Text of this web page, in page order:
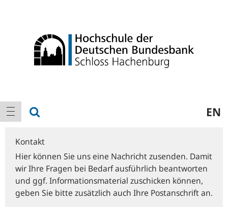
Hauptnavigation
Navigation anzeigen EN
Kontakt
Hier können Sie uns eine Nachricht zusenden. Damit
wir Ihre Fragen bei Bedarf ausführlich beantworten
und ggf. Informationsmaterial zuschicken können,
geben Sie bitte zusätzlich auch Ihre Postanschrift an.